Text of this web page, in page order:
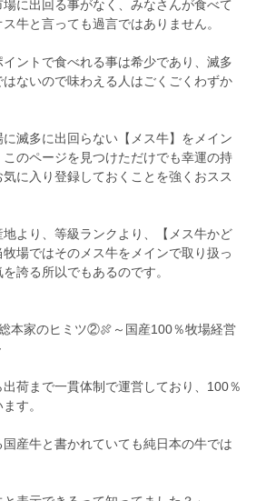
に出回る事がなく、みなさんが食べて
牛と言っても過言ではありません。
ントで食べれる事は希少であり、滅多
ないので味わえる人はごくごくわずか
滅多に出回らない【メス牛】をメイン
のページを見つけただけでも幸運の持
に入り登録しておくことを強くおスス
より、等級ランクより、【メス牛かど
場ではそのメス牛をメインで取り扱っ
誇る所以でもあるのです。
本家のヒミツ②🍖～国産100％牧場経営
荷まで一貫体制で運営しており、100％
す。
産牛と書かれていても純日本の牛では